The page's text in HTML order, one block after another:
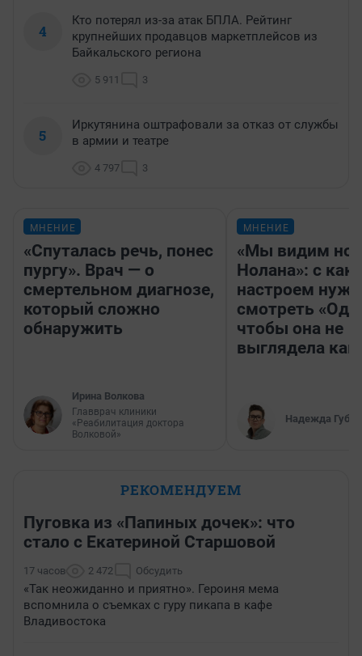
4
Кто потерял из-за атак БПЛА. Рейтинг
крупнейших продавцов маркетплейсов из
Байкальского региона
5 911 3
5
Иркутянина оштрафовали за отказ от службы
в армии и театре
4 797 3
МНЕНИЕ
«Спуталась речь, понес
пургу». Врач — о
смертельном диагнозе,
который сложно
обнаружить
Ирина Волкова
Главврач клиники
«Реабилитация доктора
Волковой»
МНЕНИЕ
«Мы видим
Нолана»: с
настроем
смотреть
чтобы она не
выглядела как
Надежда
РЕКОМЕНДУЕМ
Пуговка из «Папиных дочек»: что
стало с Екатериной Старшовой
17 часов 2 472 Обсудить
«Так неожиданно и приятно». Героиня мема
вспомнила о съемках с гуру пикапа в кафе
Владивостока